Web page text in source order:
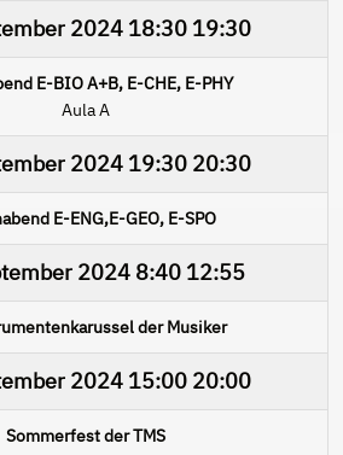
2024 18:30 19:30
E-BIO A+B, E-CHE, E-PHY
Aula A
2024 19:30 20:30
E-ENG,E-GEO, E-SPO
20248:40 12:55
der Musiker
2024 15:00 20:00
Sommerfest der TMS